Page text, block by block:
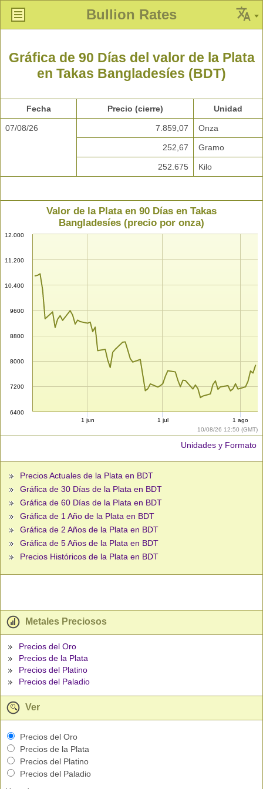
Bullion Rates
Gráfica de 90 Días del valor de la Plata
en Takas Bangladesíes (BDT)
Fecha Precio (cierre) Unidad
07/08/26 7.859,07 Onza
252,67 Gramo
252.675 Kilo
10/08/26 12:50 (GMT)
Valor de la Plata en 90 Días en Takas
Bangladesíes (precio por onza)
6400
7200
8000
8800
9600
10.400
11.200
12.000
1 jun 1 jul 1 ago
Unidades y Formato
Precios Actuales de la Plata en BDT
Gráfica de 30 Días de la Plata en BDT
Gráfica de 60 Días de la Plata en BDT
Gráfica de 1 Año de la Plata en BDT
Gráfica de 2 Años de la Plata en BDT
Gráfica de 5 Años de la Plata en BDT
Precios Históricos de la Plata en BDT
Metales Preciosos
Precios del Oro
Precios de la Plata
Precios del Platino
Precios del Paladio
Ver
Precios del Oro
Precios de la Plata
Precios del Platino
Precios del Paladio